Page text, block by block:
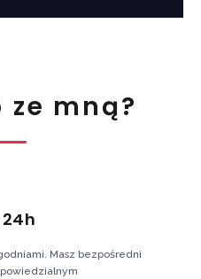
ze mną?
Masz bezpośredni